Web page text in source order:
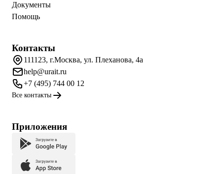
Документы
Помощь
Контакты
111123, г.Москва, ул. Плеханова, 4а
help@urait.ru
+7 (495) 744 00 12
Все контакты
Приложения